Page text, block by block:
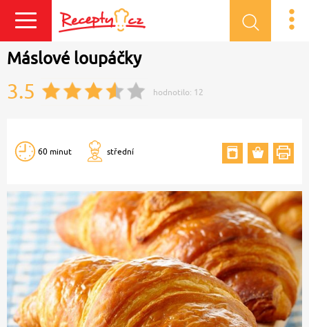
Přihlásit se
Máslové loupáčky
3.5 hodnotilo: 12
60 minut střední